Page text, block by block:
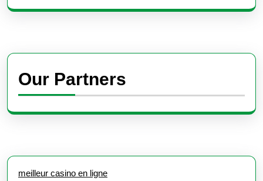
Our Partners
meilleur casino en ligne